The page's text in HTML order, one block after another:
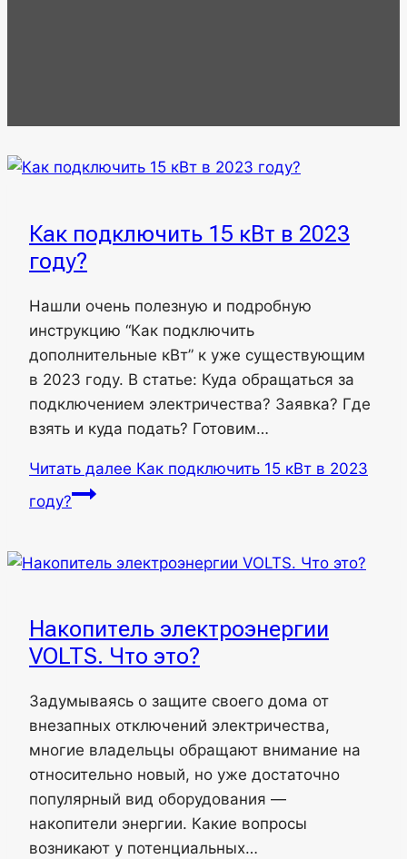
Как подключить 15 кВт в 2023
году?
Нашли очень полезную и подробную
инструкцию “Как подключить
дополнительные кВт” к уже существующим
в 2023 году. В статье: Куда обращаться за
подключением электричества? Заявка? Где
взять и куда подать? Готовим…
Читать далее Как подключить 15 кВт в 2023
году?
Накопитель электроэнергии
VOLTS. Что это?
Задумываясь о защите своего дома от
внезапных отключений электричества,
многие владельцы обращают внимание на
относительно новый, но уже достаточно
популярный вид оборудования —
накопители энергии. Какие вопросы
возникают у потенциальных…